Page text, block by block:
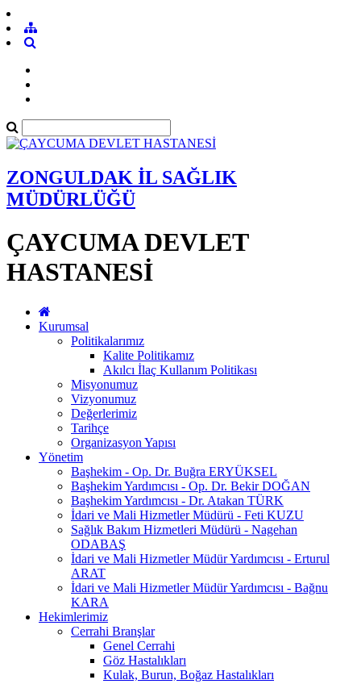
ZONGULDAK İL SAĞLIK
MÜDÜRLÜĞÜ
ÇAYCUMA DEVLET
HASTANESİ
Kurumsal
Politikalarımız
Kalite Politikamız
Akılcı İlaç Kullanım Politikası
Misyonumuz
Vizyonumuz
Değerlerimiz
Tarihçe
Organizasyon Yapısı
Yönetim
Başhekim - Op. Dr. Buğra ERYÜKSEL
Başhekim Yardımcısı - Op. Dr. Bekir DOĞAN
Başhekim Yardımcısı - Dr. Atakan TÜRK
İdari ve Mali Hizmetler Müdürü - Feti KUZU
Sağlık Bakım Hizmetleri Müdürü - Nagehan
ODABAŞ
İdari ve Mali Hizmetler Müdür Yardımcısı - Erturul
ARAT
İdari ve Mali Hizmetler Müdür Yardımcısı - Bağnu
KARA
Hekimlerimiz
Cerrahi Branşlar
Genel Cerrahi
Göz Hastalıkları
Kulak, Burun, Boğaz Hastalıkları